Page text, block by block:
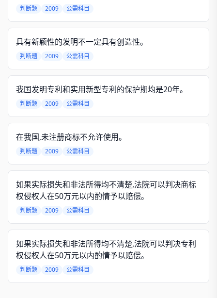
判断题 2009 公需科目
具有新颖性的发明不一定具有创造性。
判断题 2009 公需科目
我国发明专利和实用新型专利的保护期均是20年。
判断题 2009 公需科目
在我国,未注册商标不允许使用。
判断题 2009 公需科目
如果实际损失和非法所得均不清楚,法院可以判决商标
权侵权人在50万元以内酌情予以赔偿。
判断题 2009 公需科目
如果实际损失和非法所得均不清楚,法院可以判决专利
权侵权人在50万元以内酌情予以赔偿。
判断题 2009 公需科目